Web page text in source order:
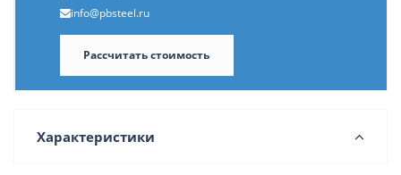
info@pbsteel.ru
Рассчитать стоимость
Характеристики